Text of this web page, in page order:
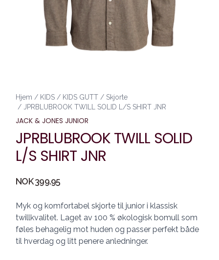
Hjem / KIDS / KIDS GUTT / Skjorte
/ JPRBLUBROOK TWILL SOLID L/S SHIRT JNR
JACK & JONES JUNIOR
JPRBLUBROOK TWILL SOLID
L/S SHIRT JNR
Produktdetaljer
NOK 399.95
Description
Myk og komfortabel skjorte til junior i klassisk
twillkvalitet. Laget av 100 % økologisk bomull som
føles behagelig mot huden og passer perfekt både
til hverdag og litt penere anledninger.